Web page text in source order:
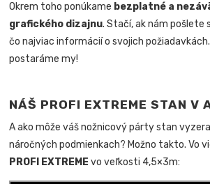
Okrem toho ponúkame bezplatné a
grafického dizajnu. Stačí, ak nám pošlete
čo najviac informácií o svojich
postaráme my!
NÁŠ PROFI EXTREME STAN V
A ako môže váš nožnicový párty stan
náročných podmienkach? Možno takto. Vo
PROFI EXTREME vo veľkosti 4,5×3m: